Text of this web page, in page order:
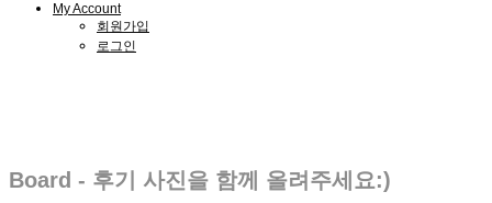
My Account
회원가입
로그인
Board - 후기 사진을 함께 올려주세요:)